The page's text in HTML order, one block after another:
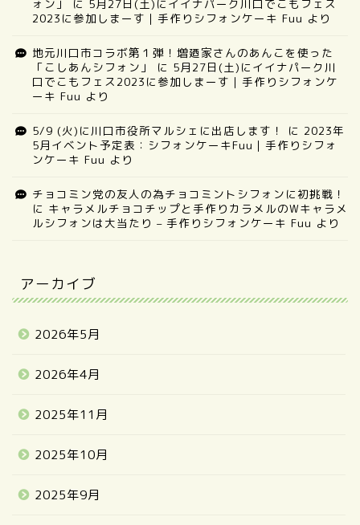
ォン」 に 5月27日(土)にイイナパーク川口でこもフェス
2023に参加しまーす｜手作りシフォンケーキ Fuu より
地元川口市コラボ第１弾！増廼家さんのあんこを使った
「こしあんシフォン」
に 5月27日(土)にイイナパーク川
口でこもフェス2023に参加しまーす｜手作りシフォンケ
ーキ Fuu より
5/9 (火)に川口市役所マルシェに出店します！ に 2023年
5月イベント予定表：シフォンケーキFuu｜手作りシフォ
ンケーキ Fuu より
チョコミン党の友人の為チョコミントシフォンに初挑戦！
に キャラメルチョコチップと手作りカラメルのWキャラメ
ルシフォンは大当たり – 手作りシフォンケーキ Fuu より
アーカイブ
2026年5月
2026年4月
2025年11月
2025年10月
2025年9月